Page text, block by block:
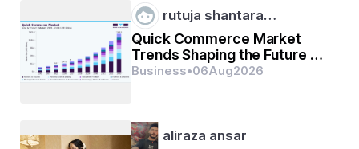
rutuja shantara…
Quick Commerce Market
Trends Shaping the Future of
Retail
Business•06Aug2026
aliraza ansar